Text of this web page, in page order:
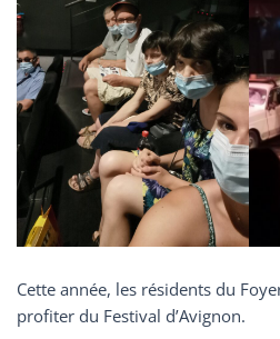
Cette année, les résidents du
profiter du Festival d’Avignon.